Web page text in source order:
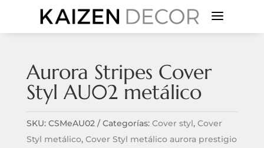
a
Aurora Stripes Cover
Styl AU02 metálico
SKU: CSMeAU02 Categorías: Cover styl, Cover
Styl metálico, Cover Styl metálico aurora prestigio